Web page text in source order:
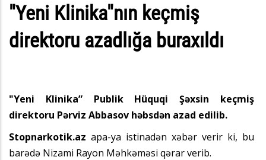
"Yeni Klinika"nın keçmiş
direktoru azadlığa buraxıldı
"Yeni Klinika” Publik Hüquqi Şəxsin keçmiş
direktoru Pərviz Abbasov həbsdən azad edilib.
Stopnarkotik.az apa-ya istinadən xəbər verir ki, bu
barədə Nizami Rayon Məhkəməsi qərar verib.